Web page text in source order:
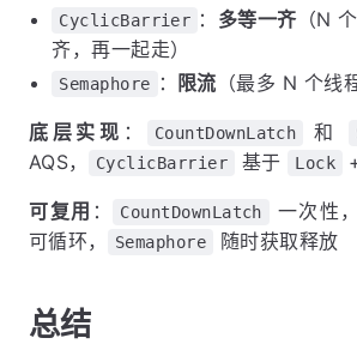
CyclicBarrier ： 多等一齐（N
齐，再一起走）
Semaphore ： 限流 （最多 N 个线
底层实现 ： CountDownLatch 和
AQS，
CyclicBarrier 基于 Lock
可复用 ： CountDownLatch 一次性，
可循环， Semaphore 随时获取释放
总结